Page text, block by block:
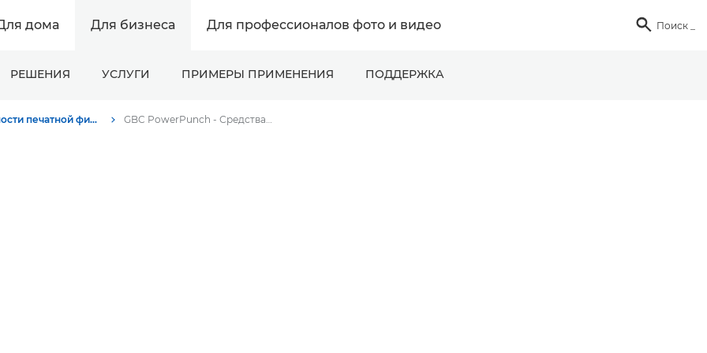
дома Для бизнеса Для профессионалов фото и видео  Поиск
РЕШЕНИЯ УСЛУГИ ПРИМЕРЫ ПРИМЕНЕНИЯ ПОДДЕРЖКА
Возможности печатной финишной обработки GBC PowerPunch - Средства окончательной обработки